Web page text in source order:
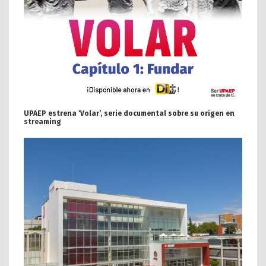
UPAEP estrena ‘Volar’, serie documental sobre su origen en
streaming